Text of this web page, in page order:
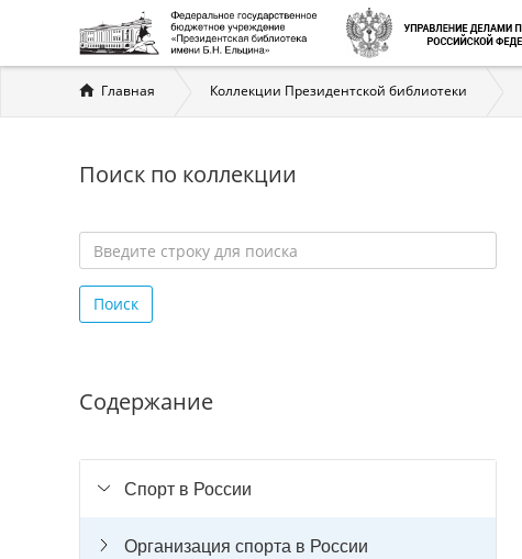
Вы
здесь
Главная Коллекции Президентской библиотеки
Поиск по коллекции
строку
для
Поиск
Содержание
Спорт в России
Организация спорта в России